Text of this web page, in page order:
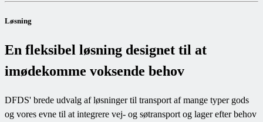
Løsning
En fleksibel løsning designet til at
imødekomme voksende behov
DFDS' brede udvalg af løsninger til transport af mange typer gods
og vores evne til at integrere vej- og søtransport og lager efter behov